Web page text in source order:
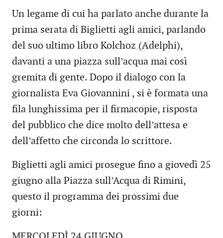
Un legame di cui ha parlato anche durante la
prima serata di Biglietti agli amici, parlando
del suo ultimo libro Kolchoz (Adelphi),
davanti a una piazza sull’acqua mai così
gremita di gente. Dopo il dialogo con la
giornalista Eva Giovannini , si è formata una
fila lunghissima per il firmacopie, risposta
del pubblico che dice molto dell’attesa e
dell’affetto che circonda lo scrittore.
Biglietti agli amici prosegue fino a giovedì 25
giugno alla Piazza sull’Acqua di Rimini,
questo il programma dei prossimi due
giorni: